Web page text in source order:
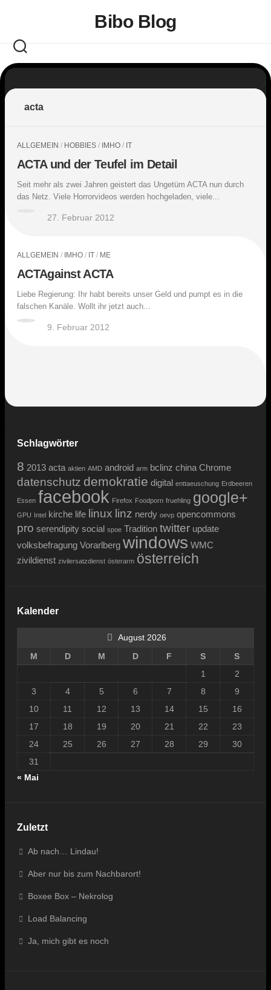
Bibo Blog
acta
ALLGEMEIN / HOBBIES / IMHO / IT
ACTA und der Teufel im Detail
Seit mehr als zwei Jahren geistert das Ungetüm ACTA nun durch
das Netz. Viele Horrorvideos werden hochgeladen, viele...
27. Februar 2012
ALLGEMEIN / IMHO / IT / ME
ACTAgainst ACTA
Liebe Regierung: Ihr habt bereits unser Geld und pumpt es in die
falschen Kanäle. Wollt ihr jetzt auch...
9. Februar 2012
Schlagwörter
8 2013 acta aktien AMD android arm bclinz china Chrome
datenschutz demokratie digital enttaeuschung Erdbeeren
Essen facebook Firefox Foodporn fruehling google+
GPU Intel kirche life linux linz nerdy oevp opencommons
pro serendipity social spoe Tradition twitter update
volksbefragung Vorarlberg windows WMC
zivildienst zivilersatzdienst österarm österreich
Kalender
August 2026
M
D M D F S
S
1
2
3
4 5 6 7 8
9
10
11 12 13 14 15
16
17
18 19 20 21 22
23
24
25 26 27 28 29
30
31
« Mai
Zuletzt
Ab nach… Lindau!
Aber nur bis zum Nachbarort!
Boxee Box – Nekrolog
Load Balancing
Ja, mich gibt es noch